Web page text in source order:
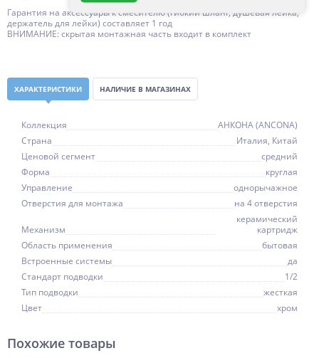
Гарантия на аксессуары к смесителю (гибкий шланг, душевая лейка,
держатель для лейки) составляет 1 год
ВНИМАНИЕ: скрытая монтажная часть входит в комплект
ХАРАКТЕРИСТИКИ НАЛИЧИЕ В МАГАЗИНАХ
Коллекция
АНКОНА (ANCONA)
Страна
Италия, Китай
Ценовой сегмент
средний
Форма
круглая
Управление
однорычажное
Отверстия для монтажа
на 4 отверстия
Механизм
керамический
картридж
Область применения
бытовая
Встроенные системы
да
Стандарт подводки
1/2
Тип подводки
жесткая
Цвет
хром
Похожие товары